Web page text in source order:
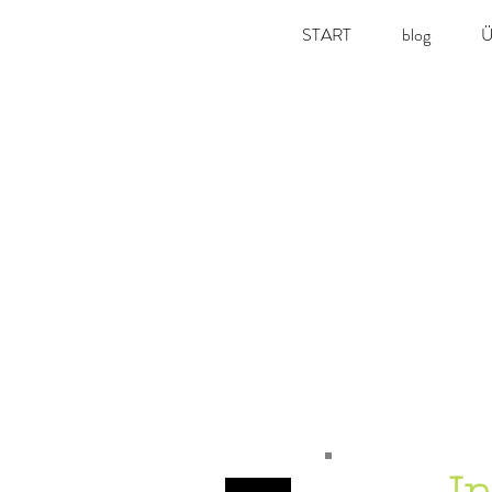
START blog